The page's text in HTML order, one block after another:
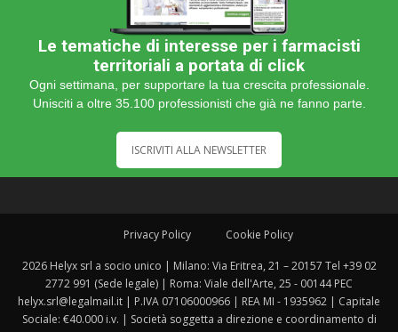
Le tematiche di interesse per i farmacisti
territoriali a portata di click
Ogni settimana, per supportare la tua crescita professionale.
Unisciti a oltre 35.100 professionisti che già ne fanno parte.
ISCRIVITI ALLA NEWSLETTER
Privacy Policy Cookie Policy
2026 Helyx srl a socio unico | Milano: Via Eritrea, 21 – 20157 Tel +39 02
2772 991 (Sede legale) | Roma: Viale dell'Arte, 25 - 00144 PEC
helyx.srl@legalmail.it | P.IVA 07106000966 | REA MI - 1935962 | Capitale
Sociale: €40.000 i.v. | Società soggetta a direzione e coordinamento di